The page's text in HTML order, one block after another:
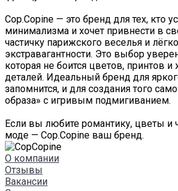
Cop.Copine — это бренд для тех, кто
минимализма и хочет привнести в
частичку парижского веселья и
экстравагантности. Это выбор
которая не боится цветов, принтов
деталей. Идеальный бренд для
запомнится, и для создания того
образа» с игривым подмигиванием.
Если вы любите романтику, цветы и
моде — Cop.Copine ваш бренд.
О компании
Отзывы
Вакансии